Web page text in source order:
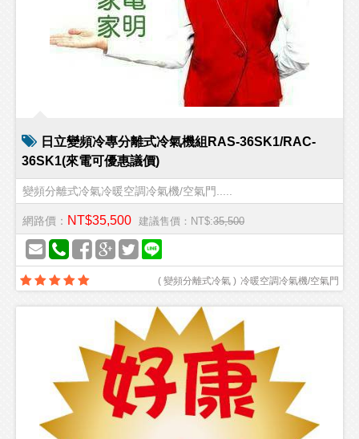
日立變頻冷專分離式冷氣機組RAS-36SK1/RAC-
36SK1(來電可優惠議價)
變頻分離式冷氣冷暖空調冷氣機/空氣門.....
網路價： NT$35,500 建議售價：NT$:35,500
冷暖空調冷氣機/空氣門
( 變頻分離式冷氣 )